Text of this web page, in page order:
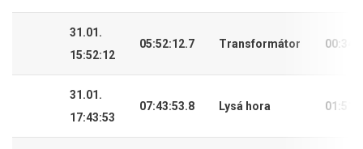
31.01.
15:52:12
05:52:12.7 Transformátor
31.01.
17:43:53
07:43:53.8 Lysá hora